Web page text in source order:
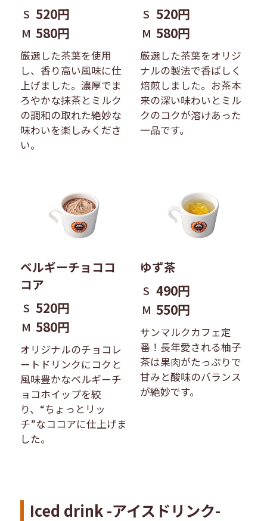
S 520円
M 580円
厳選した茶葉を使用
し、香り高い風味に仕
上げました。濃厚でま
ろやかな抹茶とミルク
の調和の取れた絶妙な
味わいを楽しみくださ
い。
S 520円
M 580円
厳選した茶葉をオリジ
ナルの製法で香ばしく
焙煎しました。お茶本
来の深い味わいとミル
クのコクが溶けあった
一品です。
ベルギーチョココ
コア
S 520円
M 580円
オリジナルのチョコレ
ートドリンクにコクと
風味豊かなベルギーチ
ョコホイップを絞
り、“ちょっとリッ
チ”なココアに仕上げま
した。
ゆず茶
S 490円
M 550円
サンマルクカフェ定
番！長年愛される柚子
茶は果肉がたっぷりで
甘みと酸味のバランス
が絶妙です。
Iced drink -アイスドリンク-